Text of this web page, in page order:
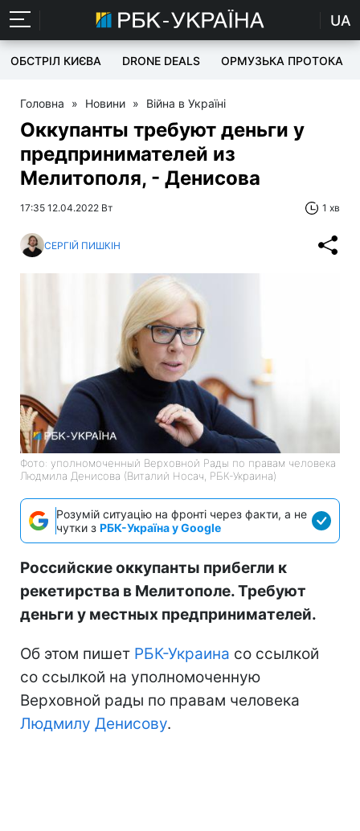
UA
ОБСТРІЛ КИЄВА DRONE DEALS ОРМУЗЬКА ПРОТОКА
Головна » Новини » Війна в Україні
Оккупанты требуют деньги у
предпринимателей из
Мелитополя, - Денисова
17:35 12.04.2022 Вт 1 хв
СЕРГІЙ ПИШКІН
Фото: уполномоченный Верховной Рады по правам человека
Людмила Денисова (Виталий Носач, РБК-Украина)
Розумій ситуацію на фронті через факти, а не
чутки з РБК-Україна у Google
Российские оккупанты прибегли к
рекетирства в Мелитополе. Требуют
деньги у местных предпринимателей.
Об этом пишет РБК-Украина со ссылкой
со ссылкой на уполномоченную
Верховной рады по правам человека
Людмилу Денисову.